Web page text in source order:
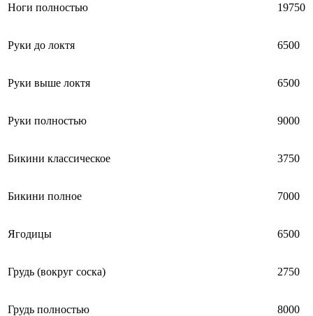
Ноги полностью 19750
Руки до локтя 6500
Руки выше локтя 6500
Руки полностью 9000
Бикини классическое 3750
Бикини полное 7000
Ягодицы 6500
Грудь (вокруг соска) 2750
Грудь полностью 8000